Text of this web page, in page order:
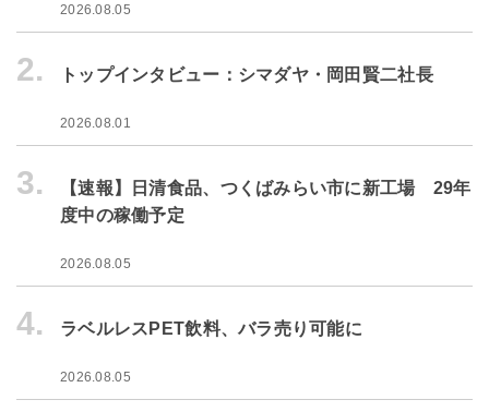
2026.08.05
2. トップインタビュー：シマダヤ・岡田賢二社長
2026.08.01
3.
【速報】日清食品、つくばみらい市に新工場 29年
度中の稼働予定
2026.08.05
4. ラベルレスPET飲料、バラ売り可能に
2026.08.05